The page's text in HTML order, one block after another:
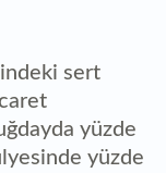
sert
yüzde
yüzde